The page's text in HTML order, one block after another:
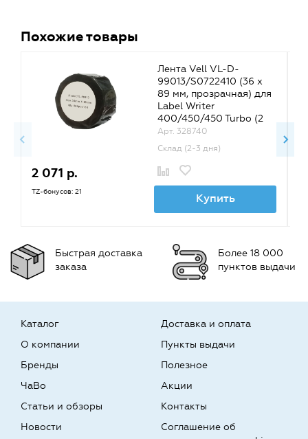
Похожие товары
Лента Vell VL-D-
99013/S0722410 (36 х
89 мм, прозрачная) для
Label Writer
400/450/450 Turbo (2
рулона по 260 шт.)
Арт. 328740
Склад (2-3 дня)
2 071 р.
TZ-бонусов: 21 Купить
Быстрая доставка
заказа
Более 18 000
пунктов выдачи
Каталог
О компании
Бренды
Доставка и оплата
Пункты выдачи
Полезное
ЧаВо
Статьи и обзоры
Новости
Акции
Контакты
Соглашение об